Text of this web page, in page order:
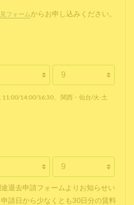
フォームからお申し込みください。
14:00/16:30、 関西・仙台/火-土
退去申請フォームよりお知らせい
請日から少なくとも30日分の賃料